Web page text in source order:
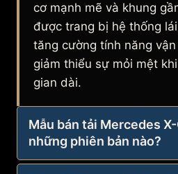
cơ mạnh mẽ và khung
được trang bị hệ thống
tăng cường tính năng
giảm thiểu sự mỏi mệt
gian dài.
Mẫu bán tải Mercedes
những phiên bản nào?